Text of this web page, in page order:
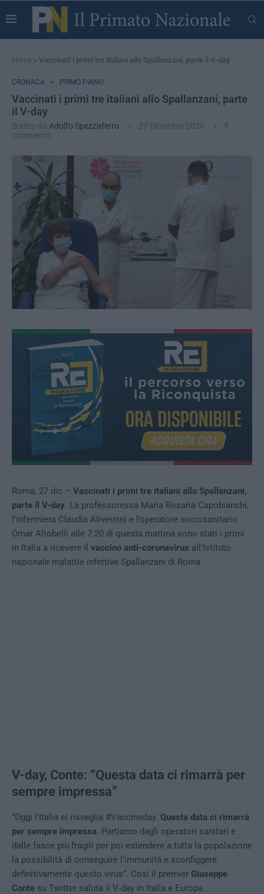
Home » Vaccinati i primi tre italiani allo Spallanzani, parte il V-day
CRONACA PRIMO PIANO
Vaccinati i primi tre italiani allo Spallanzani, parte
il V-day
Scritto da Adolfo Spezzaferro 27 Dicembre 2020
9
comments
Roma, 27 dic – Vaccinati i primi tre italiani allo Spallanzani,
parte il V-day. La professoressa Maria Rosaria Capobianchi,
l’infermiera Claudia Alivernini e l’operatore sociosanitario
Omar Altobelli alle 7.20 di questa mattina sono stati i primi
in Italia a ricevere il vaccino anti-coronavirus all’Istituto
nazionale malattie infettive Spallanzani di Roma.
V-day, Conte: “Questa data ci rimarrà per
sempre impressa”
“Oggi l’Italia si risveglia #Vaccineday. Questa data ci rimarrà
per sempre impressa. Partiamo dagli operatori sanitari e
dalle fasce più fragili per poi estendere a tutta la popolazione
la possibilità di conseguire l’immunità e sconfiggere
definitivamente questo virus”. Così il premier Giuseppe
Conte su Twitter saluta il V-day in Italia e Europa.